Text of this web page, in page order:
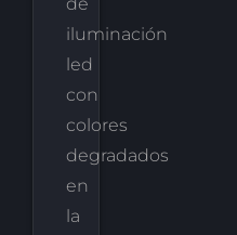
iluminación
led
con
colores
degradados
en
la